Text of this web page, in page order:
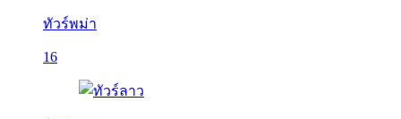
ทัวร์พม่า
16